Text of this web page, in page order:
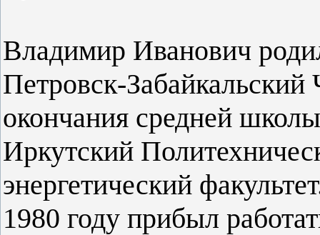
Владимир Иванович
Петровск-
окончания средней
Иркутский
энергетический
1980 году прибыл